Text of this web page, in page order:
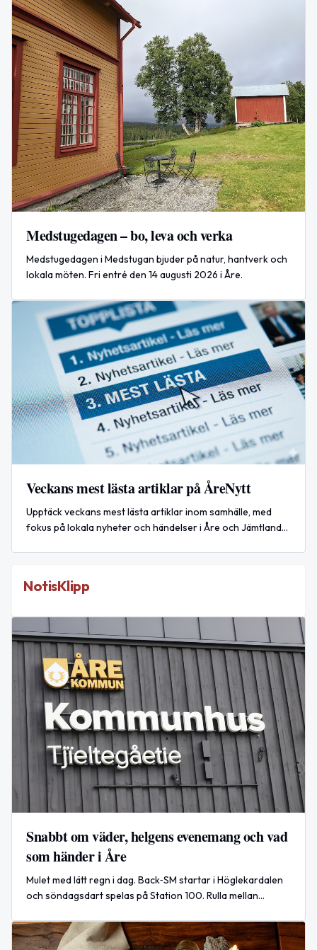
Medstugedagen – bo, leva och verka
Medstugedagen i Medstugan bjuder på natur, hantverk och
lokala möten. Fri entré den 14 augusti 2026 i Åre.
Veckans mest lästa artiklar på ÅreNytt
Upptäck veckans mest lästa artiklar inom samhälle, med
fokus på lokala nyheter och händelser i Åre och Jämtlands
NotisKlipp
Snabbt om väder, helgens evenemang och vad
som händer i Åre
Mulet med lätt regn i dag. Back‑SM startar i Höglekardalen
och söndagsdart spelas på Station 100. Rulla mellan